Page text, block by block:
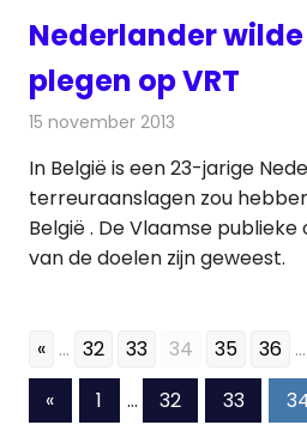
Nederlander
plegen op VRT
15 november 2013
In België is een 23-jarige
terreuraanslagen zou
België . De Vlaamse
van de doelen zijn geweest.
« ... 32 33 34 35 36 ...
Berichten
«Vorige1 … 32 33